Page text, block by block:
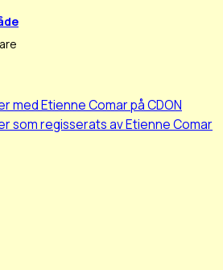
med Etienne Comar på CDON
som regisserats av Etienne Comar